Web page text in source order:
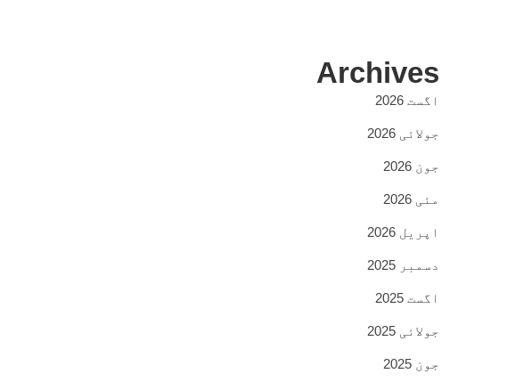
Archives
اگست 2026
جولائی 2026
جون 2026
مئی 2026
اپریل 2026
دسمبر 2025
اگست 2025
جولائی 2025
جون 2025